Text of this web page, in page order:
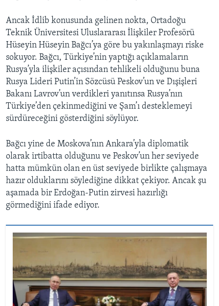
Ancak İdlib konusunda gelinen nokta, Ortadoğu
Teknik Üniversitesi Uluslararası İlişkiler Profesörü
Hüseyin Hüseyin Bağcı’ya göre bu yakınlaşmayı riske
sokuyor. Bağcı, Türkiye’nin yaptığı açıklamaların
Rusya’yla ilişkiler açısından tehlikeli olduğunu buna
Rusya Lideri Putin’in Sözcüsü Peskov’un ve Dışişleri
Bakanı Lavrov’un verdikleri yanıtınsa Rusya’nın
Türkiye’den çekinmediğini ve Şam’ı desteklemeyi
sürdüreceğini gösterdiğini söylüyor.
Bağcı yine de Moskova’nın Ankara’yla diplomatik
olarak irtibatta olduğunu ve Peskov’un her seviyede
hatta mümkün olan en üst seviyede birlikte çalışmaya
hazır olduklarını söylediğine dikkat çekiyor. Ancak şu
aşamada bir Erdoğan-Putin zirvesi hazırlığı
görmediğini ifade ediyor.